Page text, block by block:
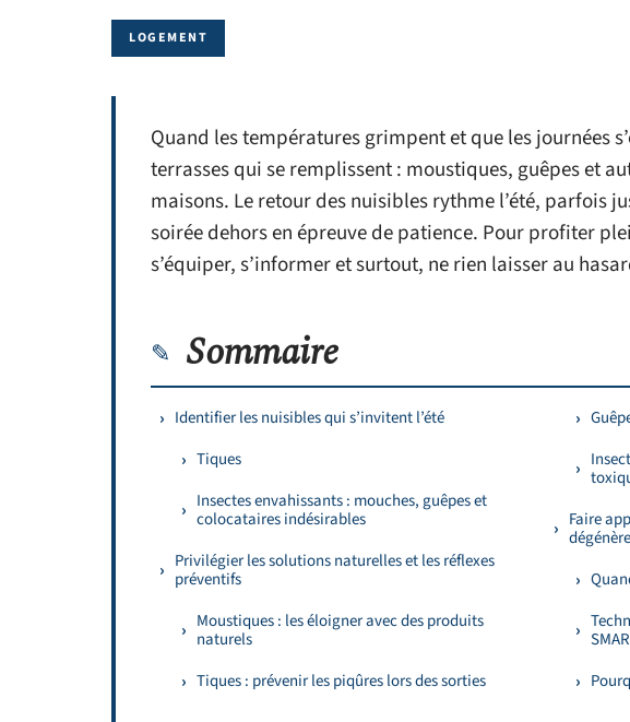
LOGEMENT
Quand les températures grimpent et que les journées
terrasses qui se remplissent : moustiques, guêpes et
maisons. Le retour des nuisibles rythme l’été, parfois
soirée dehors en épreuve de patience. Pour profiter
s’équiper, s’informer et surtout, ne rien laisser au
Sommaire
Identifier les nuisibles qui s’invitent l’été
Tiques
Insectes envahissants : mouches, guêpes et
colocataires indésirables
Privilégier les solutions naturelles et les réflexes
préventifs
Moustiques : les éloigner avec des produits
naturels
Tiques : prévenir les piqûres lors des sorties
Faire
dégénère